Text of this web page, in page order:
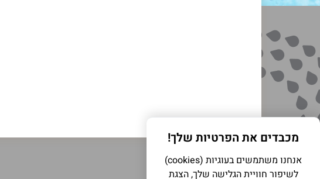
מכבדים את הפרטיות שלך!
אנחנו משתמשים בעוגיות (cookies)
לשיפור חוויית הגלישה שלך, הצגת